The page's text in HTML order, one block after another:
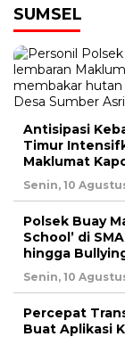
SUMSEL
Antisipasi
Timur
Maklumat
Senin, 10
Polsek Buay
School’ di
hingga
Senin, 10
Percepat
Buat Aplikasi